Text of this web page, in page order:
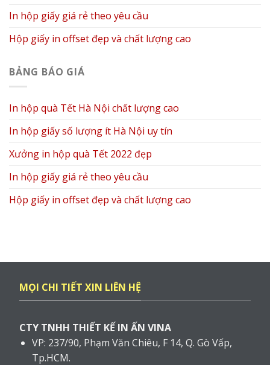
In hộp giấy giá rẻ theo yêu cầu
Hộp giấy in offset đẹp và chất lượng cao
BẢNG BÁO GIÁ
In hộp quà Tết Hà Nội chất lượng cao
In hộp giấy số lượng ít Hà Nội uy tín
Xưởng in hộp quà Tết 2022 đẹp
In hộp giấy giá rẻ theo yêu cầu
Hộp giấy in offset đẹp và chất lượng cao
MỌI CHI TIẾT XIN LIÊN HỆ
CTY TNHH THIẾT KẾ IN ẤN VINA
VP: 237/90, Phạm Văn Chiêu, F 14, Q. Gò Vấp,
Tp.HCM.